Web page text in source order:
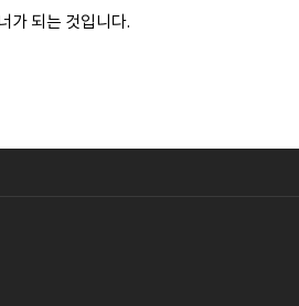
가 되는 것입니다.